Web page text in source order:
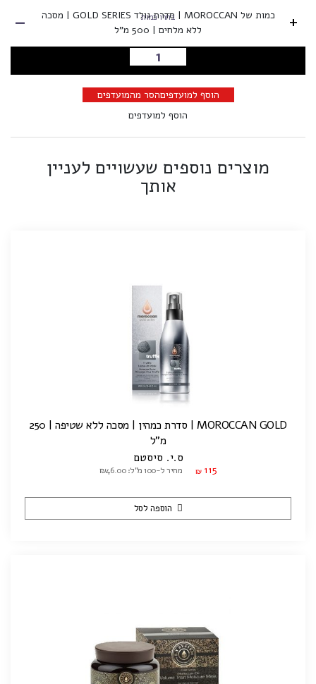
+
כמות של MOROCCAN | סדרת גולד GOLD SERIES | מסכה
ללא מלחים | 500 מ"ל
בחרו כמות -
הוספה לסל
הוסף למועדפיםהסר מהמועדפים
הוסף למועדפים
מוצרים נוספים שעשויים לעניין
אותך
MOROCCAN GOLD | סדרת כמהין | מסכה ללא שטיפה | 250
מ"ל
ס.י. סיסטם
₪ 115 מחיר ל-100 מ"ל: ₪46.00
הוספה לסל